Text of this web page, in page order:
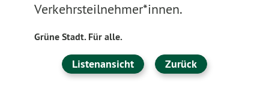
Verkehrsteilnehmer*innen.
Grüne Stadt. Für alle.
Listenansicht Zurück